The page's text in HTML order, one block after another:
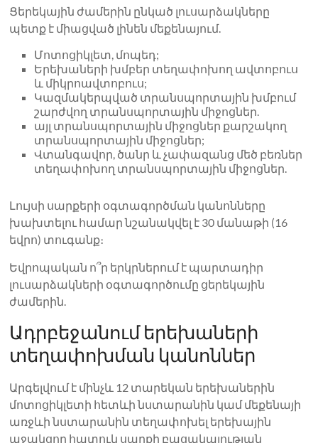
Ցերեկային ժամերին ընկած լուսարձակները
պետք է միացված լինեն մեքենայում.
Մոտոցիկլետ, մոպեդ;
Երեխաների խմբեր տեղափոխող ավտոբուս
և միկրոավտոբուս;
Կազմակերպված տրանսպորտային խմբում
շարժվող տրանսպորտային միջոցներ.
այլ տրանսպորտային միջոցներ քարշակող
տրանսպորտային միջոցներ;
Վտանգավոր, ծանր և չափազանց մեծ բեռներ
տեղափոխող տրանսպորտային միջոցներ.
Լույսի սարքերի օգտագործման կանոնները
խախտելու համար նշանակվել է 30 մանաթի (16
եվրո) տուգանք։
Եվրոպական ո՞ր երկրներում է պարտադիր
լուսարձակների օգտագործումը ցերեկային
ժամերին.
Ադրբեջանում երեխաների
տեղափոխման կանոններ
Արգելվում է մինչև 12 տարեկան երեխաներին
մոտոցիկլետի հետևի նստարանին կամ մեքենայի
առջևի նստարանին տեղափոխել երեխային
աջակցող հատուկ սարքի բացակայության